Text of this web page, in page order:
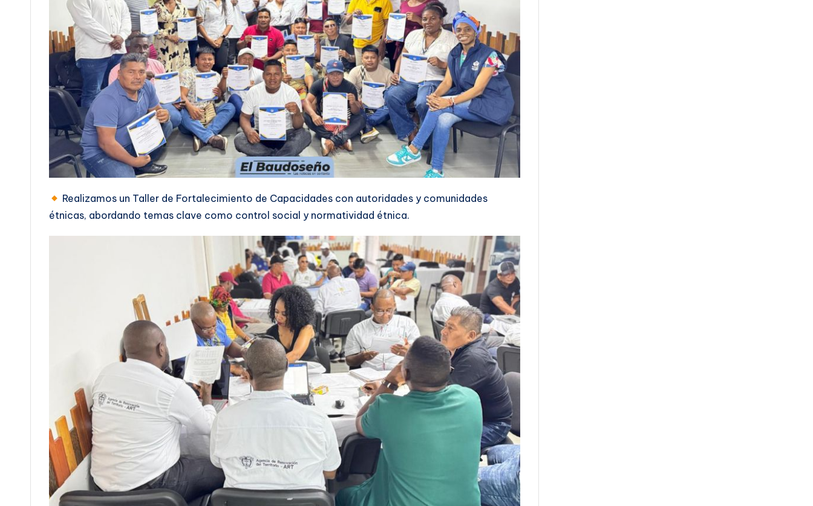
Realizamos un Taller de Fortalecimiento de Capacidades con autoridades y comunidades
étnicas, abordando temas clave como control social y normatividad étnica.